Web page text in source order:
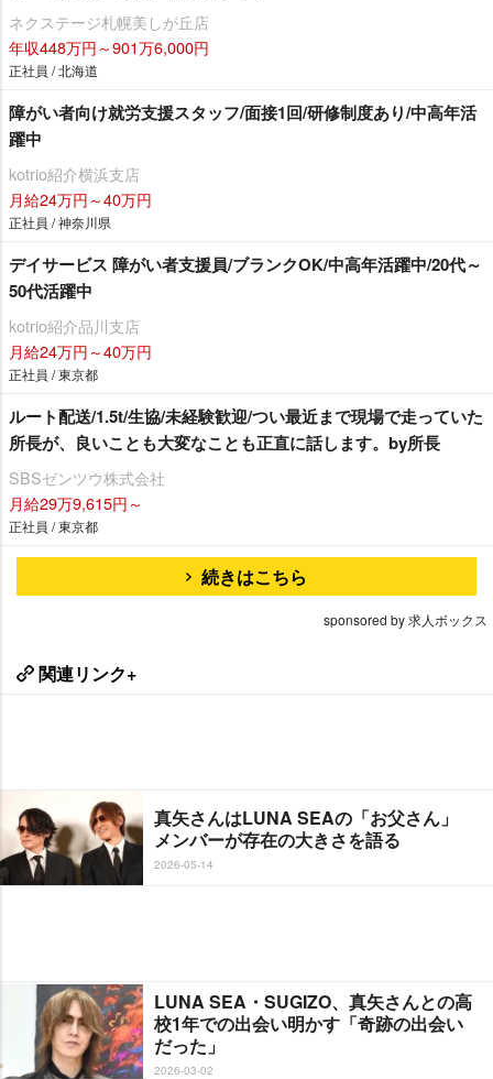
ネクステージ札幌美しが丘店
年収448万円～901万6,000円
正社員 / 北海道
障がい者向け就労支援スタッフ/面接1回/研修制度あり/中高年活
躍中
kotrio紹介横浜支店
月給24万円～40万円
正社員 / 神奈川県
デイサービス 障がい者支援員/ブランクOK/中高年活躍中/20代～
50代活躍中
kotrio紹介品川支店
月給24万円～40万円
正社員 / 東京都
ルート配送/1.5t/生協/未経験歓迎/つい最近まで現場で走っていた
所長が、良いことも大変なことも正直に話します。by所長
SBSゼンツウ株式会社
月給29万9,615円～
正社員 / 東京都
続きはこちら
sponsored by 求人ボックス
関連リンク+
真矢さんはLUNA SEAの「お父さん」
メンバーが存在の大きさを語る
2026-05-14
LUNA SEA・SUGIZO、真矢さんとの高
校1年での出会い明かす「奇跡の出会い
だった」
2026-03-02